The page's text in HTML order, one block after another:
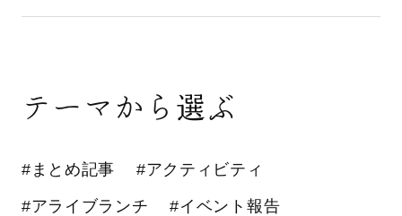
テーマから選ぶ
#まとめ記事 #アクティビティ
#アライブランチ #イベント報告